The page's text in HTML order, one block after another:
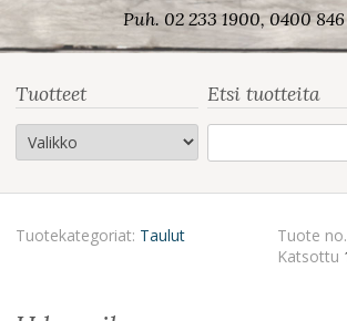
Puh. 02 233 1900, 0400 846
Tuotteet Etsi tuotteita
Tuotekategoriat: Taulut Tuote no.
Katsottu